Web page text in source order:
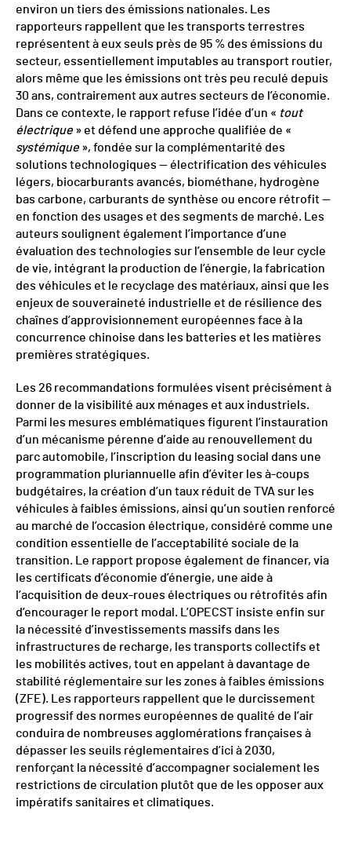
environ un tiers des émissions nationales. Les
rapporteurs rappellent que les transports terrestres
représentent à eux seuls près de 95 % des émissions du
secteur, essentiellement imputables au transport routier,
alors même que les émissions ont très peu reculé depuis
30 ans, contrairement aux autres secteurs de l’économie.
Dans ce contexte, le rapport refuse l’idée d’un « tout
électrique » et défend une approche qualifiée de «
systémique », fondée sur la complémentarité des
solutions technologiques — électrification des véhicules
légers, biocarburants avancés, biométhane, hydrogène
bas carbone, carburants de synthèse ou encore rétrofit —
en fonction des usages et des segments de marché. Les
auteurs soulignent également l’importance d’une
évaluation des technologies sur l’ensemble de leur cycle
de vie, intégrant la production de l’énergie, la fabrication
des véhicules et le recyclage des matériaux, ainsi que les
enjeux de souveraineté industrielle et de résilience des
chaînes d’approvisionnement européennes face à la
concurrence chinoise dans les batteries et les matières
premières stratégiques.
Les 26 recommandations formulées visent précisément à
donner de la visibilité aux ménages et aux industriels.
Parmi les mesures emblématiques figurent l’instauration
d’un mécanisme pérenne d’aide au renouvellement du
parc automobile, l’inscription du leasing social dans une
programmation pluriannuelle afin d’éviter les à-coups
budgétaires, la création d’un taux réduit de TVA sur les
véhicules à faibles émissions, ainsi qu’un soutien renforcé
au marché de l’occasion électrique, considéré comme une
condition essentielle de l’acceptabilité sociale de la
transition. Le rapport propose également de financer, via
les certificats d’économie d’énergie, une aide à
l’acquisition de deux-roues électriques ou rétrofités afin
d’encourager le report modal. L’OPECST insiste enfin sur
la nécessité d’investissements massifs dans les
infrastructures de recharge, les transports collectifs et
les mobilités actives, tout en appelant à davantage de
stabilité réglementaire sur les zones à faibles émissions
(ZFE). Les rapporteurs rappellent que le durcissement
progressif des normes européennes de qualité de l’air
conduira de nombreuses agglomérations françaises à
dépasser les seuils réglementaires d’ici à 2030,
renforçant la nécessité d’accompagner socialement les
restrictions de circulation plutôt que de les opposer aux
impératifs sanitaires et climatiques.